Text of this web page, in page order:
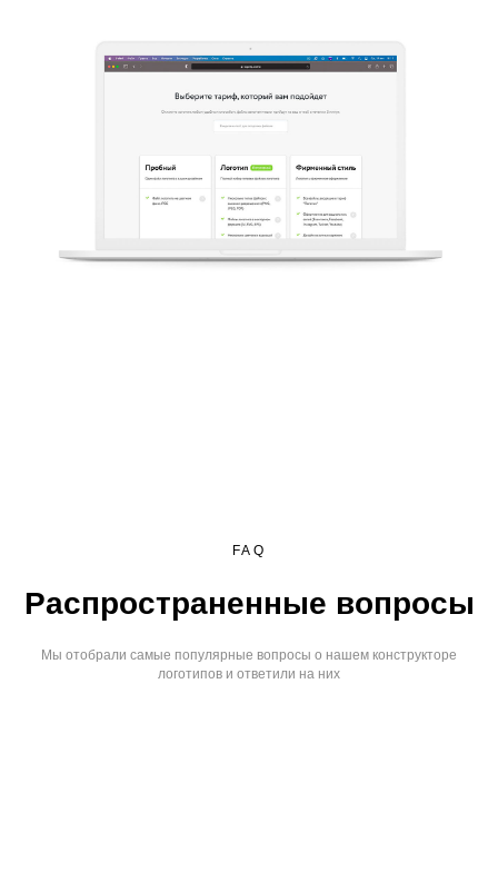
FAQ
Распространенные вопросы
Мы отобрали самые популярные вопросы о нашем конструкторе
логотипов и ответили на них